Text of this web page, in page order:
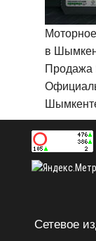
в
Продажа
Сетевое